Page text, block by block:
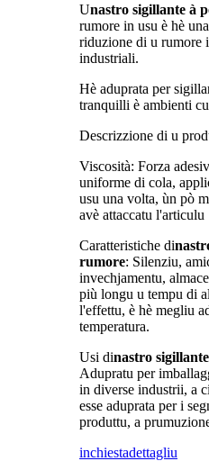
Unastro sigillante à
rumore in usu è hè
riduzione di u rumore
industriali.
Hè aduprata per
tranquilli è ambienti
Descrizzione di u
Viscosità: Forza
uniforme di cola,
usu una volta, ùn pò
avè attaccatu l'articulu
Caratteristiche di
rumore: Silenziu,
invechjamentu,
più longu u tempu di
l'effettu, è hè megliu
temperatura.
Usi dinastro
Adupratu per
in diverse industrii, a
esse aduprata per i
produttu, a
inchiestadettagliu